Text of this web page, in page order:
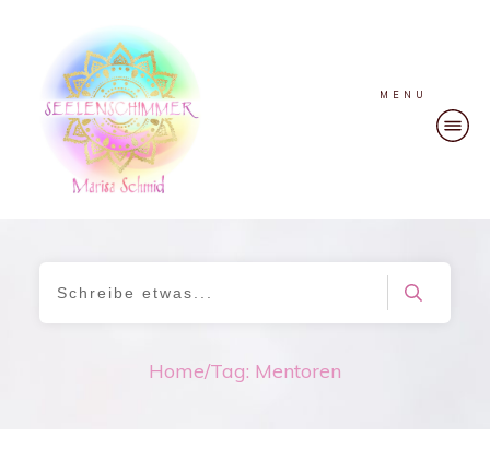
MENU
Home/Tag: Mentoren